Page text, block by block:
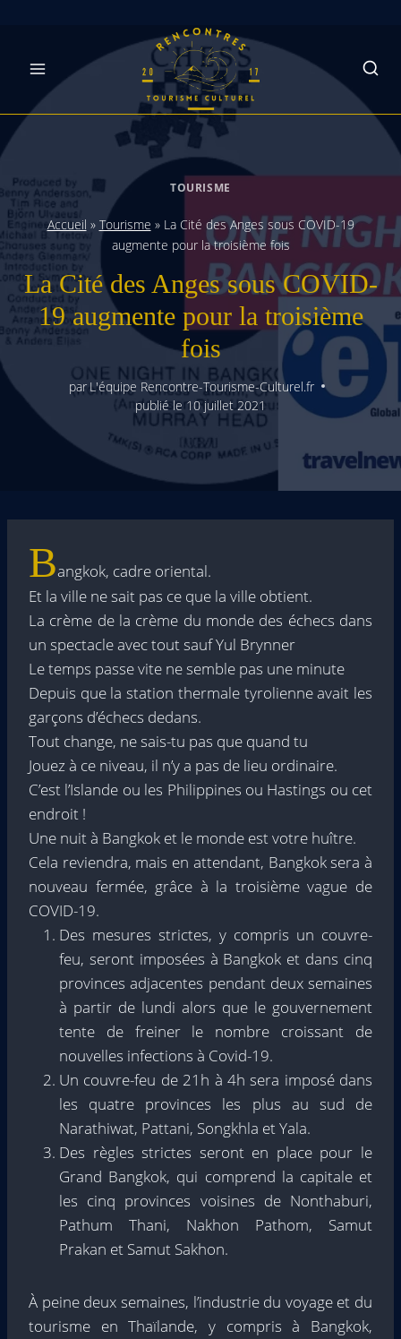
TOURISME
Accueil » Tourisme » La Cité des Anges sous COVID-19
augmente pour la troisième fois
La Cité des Anges sous COVID-
19 augmente pour la troisième
fois
par L'équipe Rencontre-Tourisme-Culturel.fr
publié le 10 juillet 2021
Bangkok, cadre oriental.
Et la ville ne sait pas ce que la ville obtient.
La crème de la crème du monde des échecs dans
un spectacle avec tout sauf Yul Brynner
Le temps passe vite ne semble pas une minute
Depuis que la station thermale tyrolienne avait les
garçons d’échecs dedans.
Tout change, ne sais-tu pas que quand tu
Jouez à ce niveau, il n’y a pas de lieu ordinaire.
C’est l’Islande ou les Philippines ou Hastings ou cet
endroit !
Une nuit à Bangkok et le monde est votre huître.
Cela reviendra, mais en attendant, Bangkok sera à
nouveau fermée, grâce à la troisième vague de
COVID-19.
Des mesures strictes, y compris un couvre-
feu, seront imposées à Bangkok et dans cinq
provinces adjacentes pendant deux semaines
à partir de lundi alors que le gouvernement
tente de freiner le nombre croissant de
nouvelles infections à Covid-19.
Un couvre-feu de 21h à 4h sera imposé dans
les quatre provinces les plus au sud de
Narathiwat, Pattani, Songkhla et Yala.
Des règles strictes seront en place pour le
Grand Bangkok, qui comprend la capitale et
les cinq provinces voisines de Nonthaburi,
Pathum Thani, Nakhon Pathom, Samut
Prakan et Samut Sakhon.
À peine deux semaines, l’industrie du voyage et du
tourisme en Thaïlande, y compris à Bangkok,